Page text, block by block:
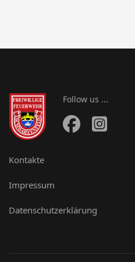
Follow us ...
Kontakte
Impressum
Datenschutzerklärung